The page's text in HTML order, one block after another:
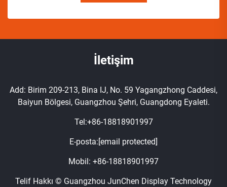
İletişim
Add: Birim 209-213, Bina IJ, No. 59 Yagangzhong Caddesi,
Baiyun Bölgesi, Guangzhou Şehri, Guangdong Eyaleti.
Tel:+86-18818901997
E-posta: [email protected]
Mobil: +86-18818901997
Telif Hakkı © Guangzhou JunChen Display Technology